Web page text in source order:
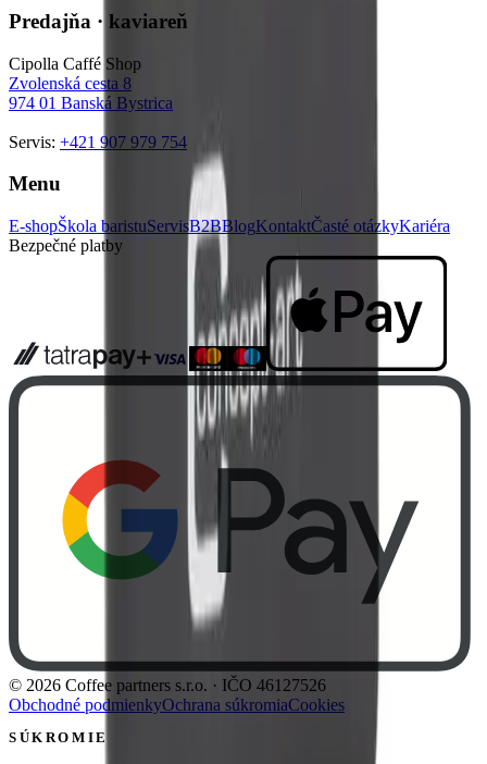
Predajňa · kaviareň
Cipolla Caffé Shop
Zvolenská cesta 8
974 01 Banská Bystrica
Servis: +421 907 979 754
Menu
E-shopŠkola baristuServisB2BBlogKontaktČasté otázkyKariéra
Bezpečné platby
© 2026 Coffee partners s.r.o. · IČO 46127526
Obchodné podmienkyOchrana súkromiaCookies
SÚKROMIE